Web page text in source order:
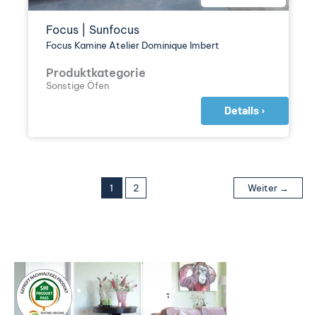
Focus | Sunfocus
Focus Kamine Atelier Dominique Imbert
Produktkategorie
Sonstige Öfen
Details ›
1 2 Weiter →